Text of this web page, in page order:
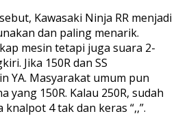
Kawasaki Ninja RR menjadi
dan paling menarik.
mesin tetapi juga suara 2-
Jika 150R dan SS
YA. Masyarakat umum pun
yang 150R. Kalau 250R, sudah
4 tak dan keras “,,”.